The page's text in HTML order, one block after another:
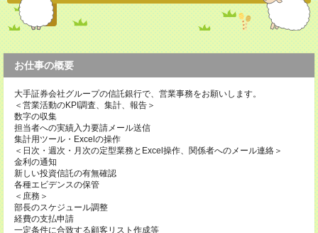
お仕事の概要
大手証券会社グループの信託銀行で、営業事務をお願いします。
＜営業活動のKPI調査、集計、報告＞
数字の収集
担当者への実績入力要請メール送信
集計用ツール・Excelの操作
＜日次・週次・月次の定型業務とExcel操作、関係者へのメール連絡＞
金利の通知
新しい投資信託の有無確認
各種エビデンスの保管
＜庶務＞
部長のスケジュール調整
経費の支払申請
一定条件に合致する顧客リスト作成等